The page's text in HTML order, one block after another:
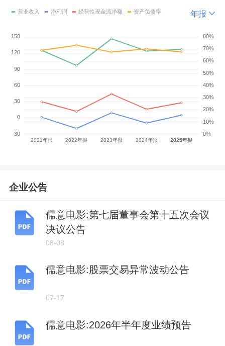
年报
企业公告
儒意电影:第七届董事会第十五次会议
决议公告
08-08
儒意电影:股票交易异常波动公告
07-17
儒意电影:2026年半年度业绩预告